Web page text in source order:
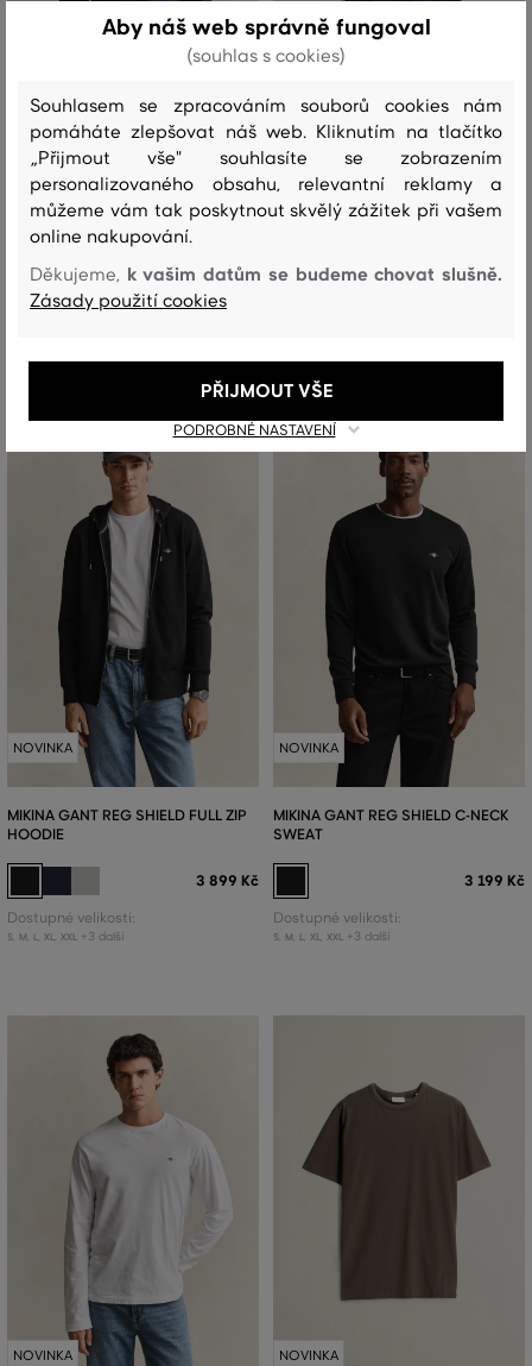
NOVINKA
TRIČKO GANT REG SHIELD LS T-
+1 1 549 Kč
Dostupné velikosti:
NOVINKA
POLOKOŠILE GANT PIMA SS POLO
NOVINKA
MIKINA GANT REG SHIELD FULL ZIP
HOODIE
3 899 Kč
Dostupné velikosti:
S, M L XL XXL +3 další
NOVINKA
MIKINA GANT REG SHIELD C-NECK
SWEAT
3 199 Kč
Dostupné velikosti:
S, M L XL XXL +3 další
NOVINKA NOVINKA
Aby náš web správně fungoval
(souhlas s cookies)
Souhlasem se zpracováním souborů cookies nám
pomáháte zlepšovat náš web. Kliknutím na tlačítko
„Přijmout vše" souhlasíte se zobrazením
personalizovaného obsahu, relevantní reklamy a
můžeme vám tak poskytnout skvělý zážitek při vašem
online nakupování.
Děkujeme, k vašim datům se budeme chovat slušně.
Zásady použití cookies
PODROBNÉ NASTAVENÍ
PŘIJMOUT VŠE